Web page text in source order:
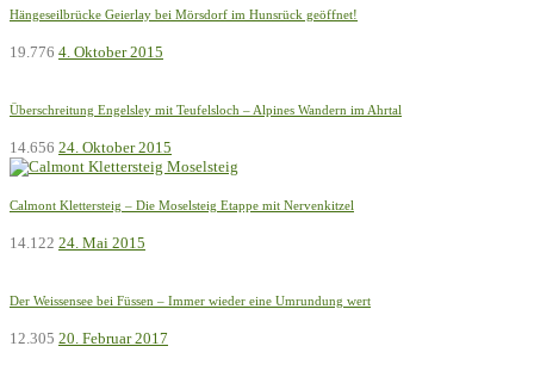
Hängeseilbrücke Geierlay bei Mörsdorf im Hunsrück geöffnet!
19.776 4. Oktober 2015
Überschreitung Engelsley mit Teufelsloch – Alpines Wandern im Ahrtal
14.656 24. Oktober 2015
Calmont Klettersteig – Die Moselsteig Etappe mit Nervenkitzel
14.122 24. Mai 2015
Der Weissensee bei Füssen – Immer wieder eine Umrundung wert
12.305 20. Februar 2017